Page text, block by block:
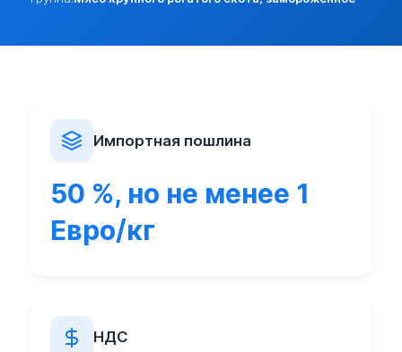
Разреш. прочие:
нет (базовая)
Запреты (другие страны): нет
Разреш. прочие:
нет (базовая)
Запреты (другие страны):
Импортная пошлина
50 %, но не менее 1
Евро/кг
НДС